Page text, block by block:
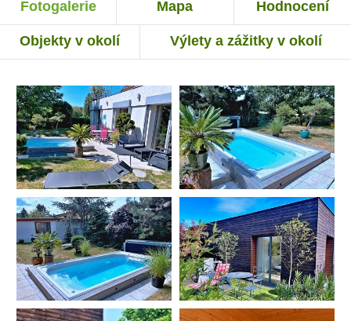
Fotogalerie Mapa Hodnocení
Objekty v okolí Výlety a zážitky v okolí